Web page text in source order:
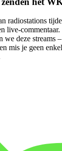
radiostations
live-
we deze streams
mis je geen